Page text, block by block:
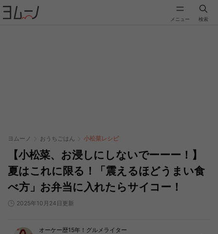
メニュー 検索
ヨムーノ おうちごはん 小松菜レシピ
【小松菜、お浸しにしないでーーー！】
夏はこれに限る！「震えるほどうまい食
べ方」お弁当に入れたらサイコー！
2025年10月24日更新
オーケー歴15年！グルメライター